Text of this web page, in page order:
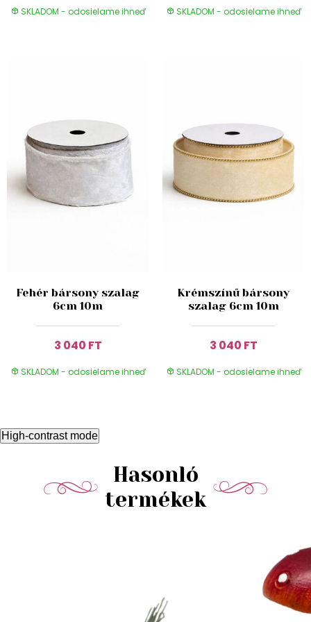
SKLADOM - odosielame ihneď SKLADOM - odosielame ihneď
Fehér bársony szalag
6cm 10m
3 040 FT
SKLADOM - odosielame ihneď
Krémszínű bársony
szalag 6cm 10m
3 040 FT
SKLADOM - odosielame ihneď
High-contrast mode
Hasonló
termékek